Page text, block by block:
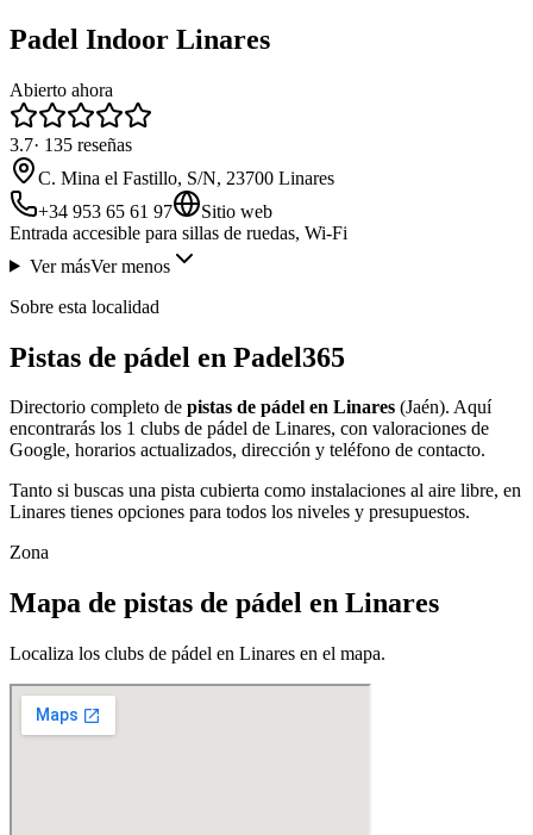
Padel Indoor Linares
Abierto ahora
3.7· 135 reseñas
C. Mina el Fastillo, S/N, 23700 Linares
+34 953 65 61 97
Sitio web
Entrada accesible para sillas de ruedas, Wi-Fi
Ver másVer menos
Sobre esta localidad
Pistas de pádel en Padel365
Directorio completo de pistas de pádel en Linares (Jaén). Aquí
encontrarás los 1 clubs de pádel de Linares, con valoraciones de
Google, horarios actualizados, dirección y teléfono de contacto.
Tanto si buscas una pista cubierta como instalaciones al aire libre, en
Linares tienes opciones para todos los niveles y presupuestos.
Zona
Mapa de pistas de pádel en Linares
Localiza los clubs de pádel en Linares en el mapa.